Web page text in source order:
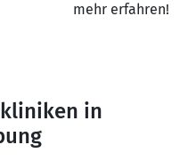
mehr erfahren!
in